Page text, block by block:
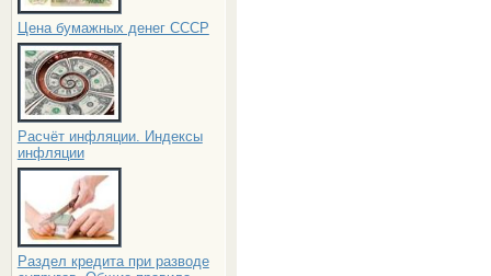
Цена бумажных денег СССР
Расчёт инфляции. Индексы
инфляции
Раздел кредита при разводе